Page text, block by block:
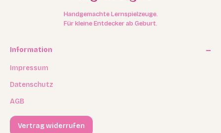
Handgemachte Lernspielzeuge.
Für kleine Entdecker ab Geburt.
Information
Impressum
Datenschutz
AGB
Vertrag widerrufen